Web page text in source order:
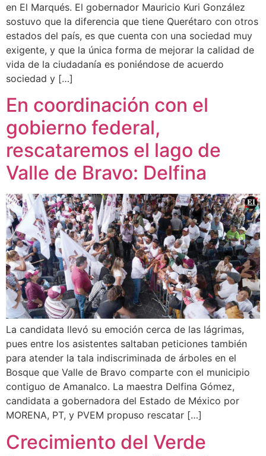
en El Marqués. El gobernador Mauricio Kuri González
sostuvo que la diferencia que tiene Querétaro con otros
estados del país, es que cuenta con una sociedad muy
exigente, y que la única forma de mejorar la calidad de
vida de la ciudadanía es poniéndose de acuerdo
sociedad y […]
En coordinación con el
gobierno federal,
rescataremos el lago de
Valle de Bravo: Delfina
La candidata llevó su emoción cerca de las lágrimas,
pues entre los asistentes saltaban peticiones también
para atender la tala indiscriminada de árboles en el
Bosque que Valle de Bravo comparte con el municipio
contiguo de Amanalco. La maestra Delfina Gómez,
candidata a gobernadora del Estado de México por
MORENA, PT, y PVEM propuso rescatar […]
Crecimiento del Verde